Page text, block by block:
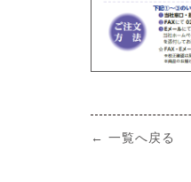
← 一覧へ戻る